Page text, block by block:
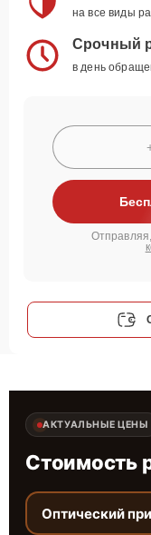
на все виды
Срочный
в день
АКТУАЛЬНЫЕ ЦЕНЫ
Стоимость
Оптический